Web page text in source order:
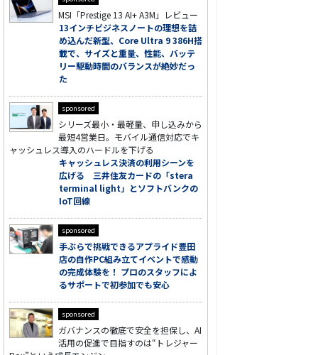
MSI「Prestige 13 AI+ A3M」レビュー
13インチビジネスノートの理想を詰
め込んだ新型、Core Ultra 9 386H搭
載で、サイズと重量、性能、バッテ
リー駆動時間のバランスが絶妙だっ
た
sponsored
シリーズ最小・最軽量、申し込みから
最短4営業日。モバイル通信対応でキ
ャッシュレス導入のハードルを下げる
キャッシュレス決済の利用シーンを
広げる 三井住友カードの「stera
terminal light」とソフトバンクの
IoT回線
sponsored
手ぶらで挑戦できるアプライド豊田
店の自作PC組み立てイベントで感動
の完成体験を！ プロのスタッフによ
るサポートで初参加でも安心
sponsored
ガバナンスの徹底で安全を担保し、AI
活用の促進で目指すのは“トレジャー